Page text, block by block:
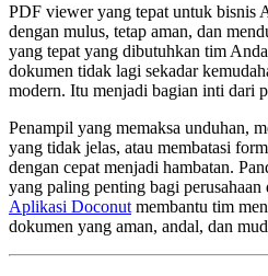
PDF viewer yang tepat untuk bisnis
dengan mulus, tetap aman, dan
yang tepat yang dibutuhkan tim
dokumen tidak lagi sekadar
modern. Itu menjadi bagian inti dari
Penampil yang memaksa unduhan,
yang tidak jelas, atau membatasi
dengan cepat menjadi hambatan.
yang paling penting bagi
Aplikasi Doconut membantu tim
dokumen yang aman, andal, dan